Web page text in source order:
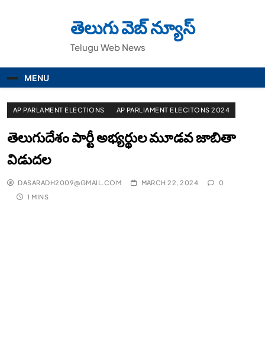
తెలుగు వెబ్ న్యూస్
Telugu Web News
MENU
AP PARLAMENT ELECTIONS AP PARLIAMENT ELECITONS 2024
తెలుగుదేశం పార్టీ అభ్యర్థుల మూడవ జాబితా
విడుదల
DASARADH2009@GMAIL.COM MARCH 22, 2024
0
1 MINS